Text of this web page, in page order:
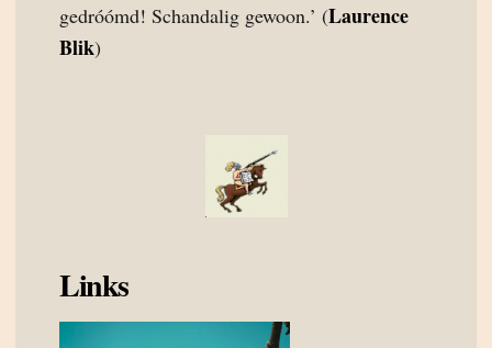
gedróómd! Schandalig gewoon.’ (Laurence
Blik)
Links